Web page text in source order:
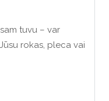
tuvu – var
rokas, pleca vai